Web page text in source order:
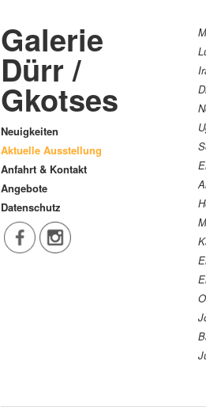
Galerie
Dürr /
Gkotses
Neuigkeiten
Aktuelle Ausstellung
Anfahrt & Kontakt
Angebote
Datenschutz